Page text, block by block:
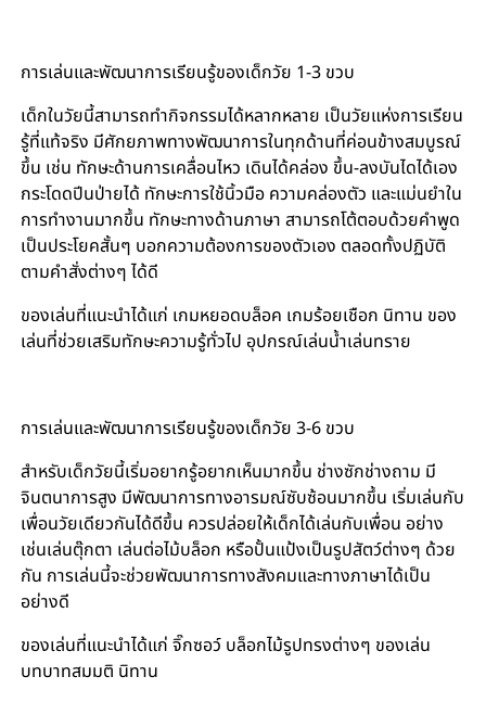
การเล่นและพัฒนาการเรียนรู้ของเด็กวัย 1-3 ขวบ
เด็กในวัยนี้สามารถทำกิจกรรมได้หลากหลาย เป็นวัยแห่งการเรียน
รู้ที่แท้จริง มีศักยภาพทางพัฒนาการในทุกด้านที่ค่อนข้างสมบูรณ์
ขึ้น เช่น ทักษะด้านการเคลื่อนไหว เดินได้คล่อง ขึ้น-ลงบันไดได้เอง
กระโดดปีนป่ายได้ ทักษะการใช้นิ้วมือ ความคล่องตัว และแม่นยำใน
การทำงานมากขึ้น ทักษะทางด้านภาษา สามารถโต้ตอบด้วยคำพูด
เป็นประโยคสั้นๆ บอกความต้องการของตัวเอง ตลอดทั้งปฏิบัติ
ตามคำสั่งต่างๆ ได้ดี
ของเล่นที่แนะนำได้แก่ เกมหยอดบล็อค เกมร้อยเชือก นิทาน ของ
เล่นที่ช่วยเสริมทักษะความรู้ทั่วไป อุปกรณ์เล่นน้ำเล่นทราย
การเล่นและพัฒนาการเรียนรู้ของเด็กวัย 3-6 ขวบ
สำหรับเด็กวัยนี้เริ่มอยากรู้อยากเห็นมากขึ้น ช่างซักช่างถาม มี
จินตนาการสูง มีพัฒนาการทางอารมณ์ซับซ้อนมากขึ้น เริ่มเล่นกับ
เพื่อนวัยเดียวกันได้ดีขึ้น ควรปล่อยให้เด็กได้เล่นกับเพื่อน อย่าง
เช่นเล่นตุ๊กตา เล่นต่อไม้บล็อก หรือปั้นแป้งเป็นรูปสัตว์ต่างๆ ด้วย
กัน การเล่นนี้จะช่วยพัฒนาการทางสังคมและทางภาษาได้เป็น
อย่างดี
ของเล่นที่แนะนำได้แก่ จิ๊กซอว์ บล็อกไม้รูปทรงต่างๆ ของเล่น
บทบาทสมมติ นิทาน